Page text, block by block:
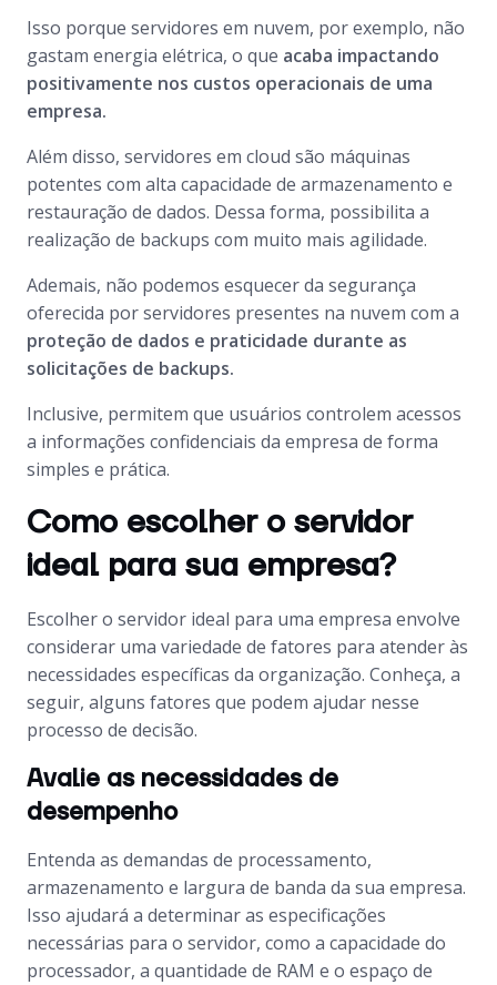
Isso porque servidores em nuvem, por exemplo, não
gastam energia elétrica, o que acaba impactando
positivamente nos custos operacionais de uma
empresa.
Além disso, servidores em cloud são máquinas
potentes com alta capacidade de armazenamento e
restauração de dados. Dessa forma, possibilita a
realização de backups com muito mais agilidade.
Ademais, não podemos esquecer da segurança
oferecida por servidores presentes na nuvem com a
proteção de dados e praticidade durante as
solicitações de backups.
Inclusive, permitem que usuários controlem acessos
a informações confidenciais da empresa de forma
simples e prática.
Como escolher o servidor
ideal para sua empresa?
Escolher o servidor ideal para uma empresa envolve
considerar uma variedade de fatores para atender às
necessidades específicas da organização. Conheça, a
seguir, alguns fatores que podem ajudar nesse
processo de decisão.
Avalie as necessidades de
desempenho
Entenda as demandas de processamento,
armazenamento e largura de banda da sua empresa.
Isso ajudará a determinar as especificações
necessárias para o servidor, como a capacidade do
processador, a quantidade de RAM e o espaço de